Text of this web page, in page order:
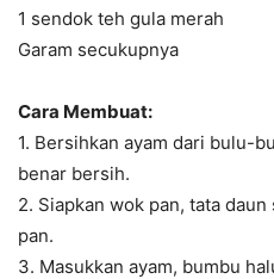
1 sendok teh gula merah
Garam secukupnya
Cara Membuat:
1. Bersihkan ayam dari bulu-
benar bersih.
2. Siapkan wok pan, tata
pan.
3. Masukkan ayam, bumbu